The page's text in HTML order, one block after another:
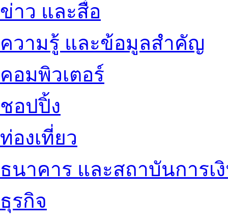
ข่าว และสื่อ
ความรู้ และข้อมูลสำคัญ
คอมพิวเตอร์
ชอปปิ้ง
ท่องเที่ยว
ธนาคาร และสถาบันการเ
ธุรกิจ